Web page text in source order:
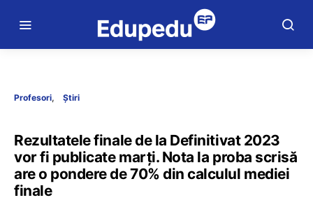
Profesori Știri
Rezultatele finale de la Definitivat 2023
vor fi publicate marți. Nota la proba scrisă
are o pondere de 70% din calculul mediei
finale